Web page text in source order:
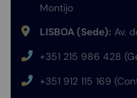
Montijo
LISBOA (Sede): Av.
+351 215 986 428
+351 912 115 169